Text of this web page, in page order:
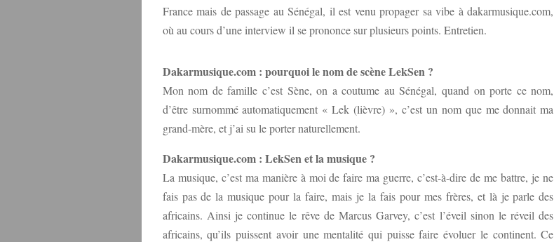
France mais de passage au Sénégal, il est venu propager sa vibe à dakarmusique.com,
où au cours d’une interview il se prononce sur plusieurs points. Entretien.
Dakarmusique.com : pourquoi le nom de scène LekSen ?
Mon nom de famille c’est Sène, on a coutume au Sénégal, quand on porte ce nom,
d’être surnommé automatiquement « Lek (lièvre) », c’est un nom que me donnait ma
grand-mère, et j’ai su le porter naturellement.
Dakarmusique.com : LekSen et la musique ?
La musique, c’est ma manière à moi de faire ma guerre, c’est-à-dire de me battre, je ne
fais pas de la musique pour la faire, mais je la fais pour mes frères, et là je parle des
africains. Ainsi je continue le rêve de Marcus Garvey, c’est l’éveil sinon le réveil des
africains, qu’ils puissent avoir une mentalité qui puisse faire évoluer le continent. Ce